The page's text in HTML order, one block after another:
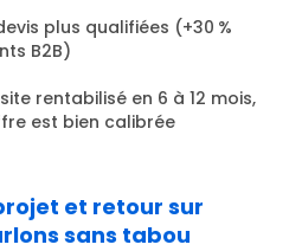
plus qualifiées (+30 %
B2B)
rentabilisé en 6 à 12 mois,
est bien calibrée
et retour sur
sans tabou